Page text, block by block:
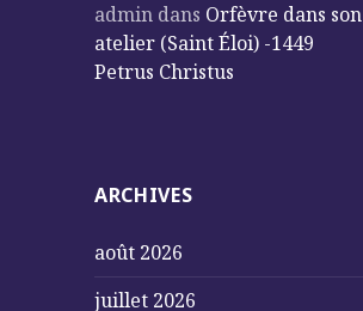
admin dans Orfèvre dans son
atelier (Saint Éloi) -1449
Petrus Christus
ARCHIVES
août 2026
juillet 2026